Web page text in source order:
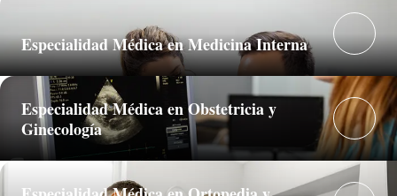
Especialidad Médica en Medicina Interna
Especialidad Médica en Obstetricia y
Ginecología